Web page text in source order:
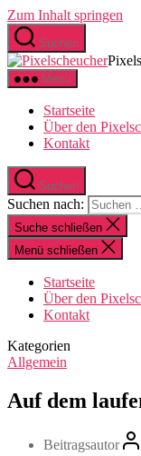
Zum Inhalt springen
Suchen
Menü
Startseite
Über den
Kontakt
Suchen
Suchen nach:
Suche schließen
Menü schließen
Startseite
Über den
Kontakt
Kategorien
Allgemein
Auf dem
Beitragsautor